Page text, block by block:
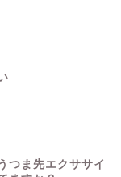
つま先エクササイ